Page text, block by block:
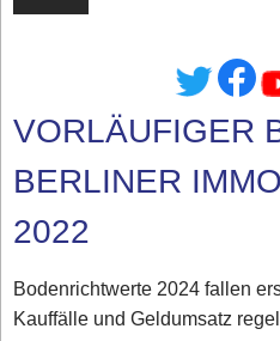
VORLÄUFIGER
BERLINER
2022
Bodenrichtwerte 2024 fallen
Kauffälle und Geldumsatz